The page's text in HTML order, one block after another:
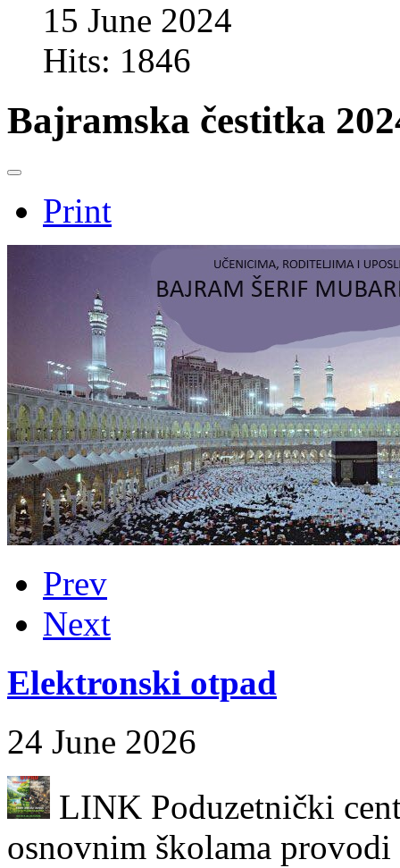
15 June 2024
Hits: 1846
Bajramska čestitka
Print
Prev
Next
Elektronski otpad
24 June 2026
LINK Poduzetnički
osnovnim školama